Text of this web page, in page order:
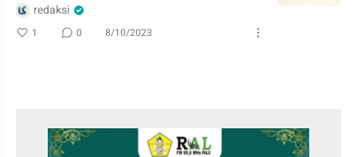
redaksi
1 0 8/10/2023